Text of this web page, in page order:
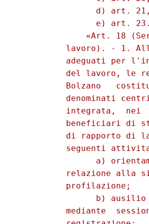
d) art.
e) art.
«Art. 18
lavoro). - 1.
adeguati per
del lavoro, le
Bolzano
denominati
integrata,  nei
beneficiari di
di rapporto di
seguenti
a)
relazione alla
          profilazione;
b)
mediante